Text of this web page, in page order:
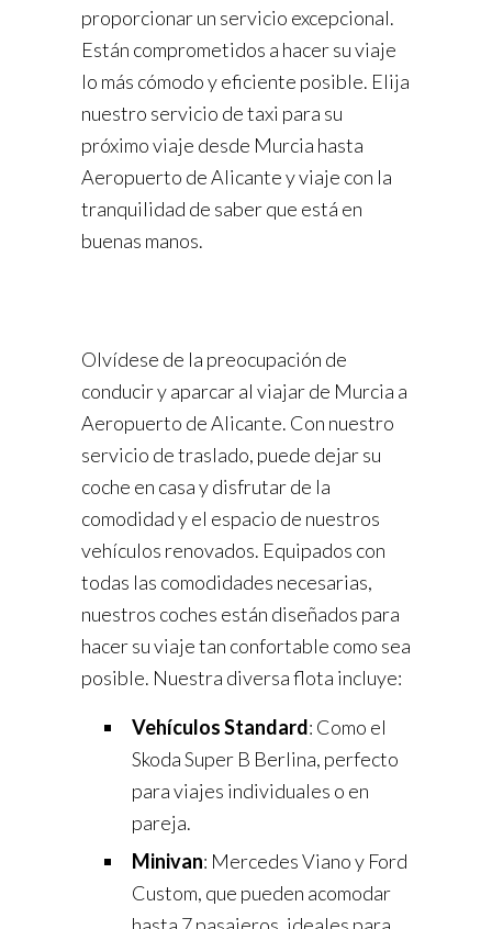
proporcionar un servicio excepcional.
Están comprometidos a hacer su viaje
lo más cómodo y eficiente posible. Elija
nuestro servicio de taxi para su
próximo viaje desde Murcia hasta
Aeropuerto de Alicante y viaje con la
tranquilidad de saber que está en
buenas manos.
Olvídese de la preocupación de
conducir y aparcar al viajar de Murcia a
Aeropuerto de Alicante. Con nuestro
servicio de traslado, puede dejar su
coche en casa y disfrutar de la
comodidad y el espacio de nuestros
vehículos renovados. Equipados con
todas las comodidades necesarias,
nuestros coches están diseñados para
hacer su viaje tan confortable como sea
posible. Nuestra diversa flota incluye:
Vehículos Standard: Como el
Skoda Super B Berlina, perfecto
para viajes individuales o en
pareja.
Minivan: Mercedes Viano y Ford
Custom, que pueden acomodar